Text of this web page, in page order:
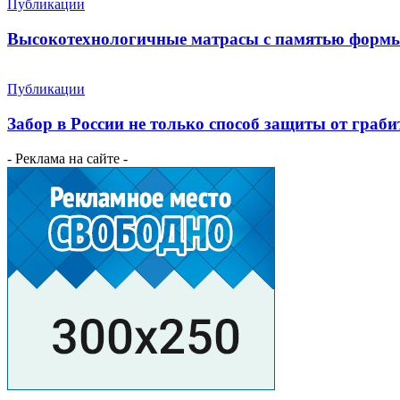
Публикации
Высокотехнологичные матрасы с памятью
Публикации
Забор в России не только способ защиты от
- Реклама на сайте -